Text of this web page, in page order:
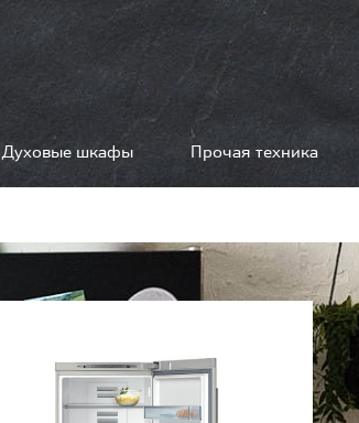
Духовые шкафы Прочая техника